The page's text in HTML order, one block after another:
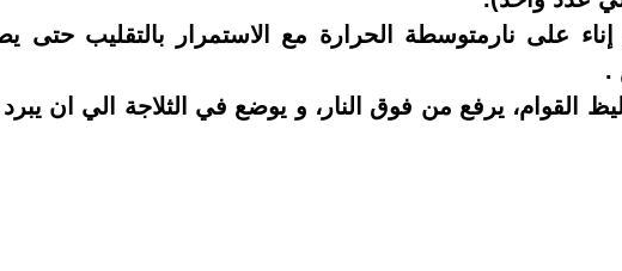
على نارمتوسطة الحرارة مع الاستمرار بالتقليب حتى
.
القوام، يرفع من فوق النار، و يوضع في الثلاجة الي ان يبرد